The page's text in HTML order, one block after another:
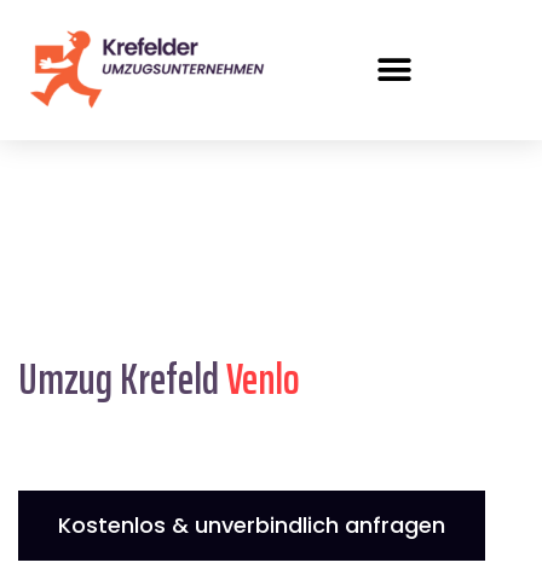
Umzug KrefeldVenlo
Kostenlos & unverbindlich anfragen